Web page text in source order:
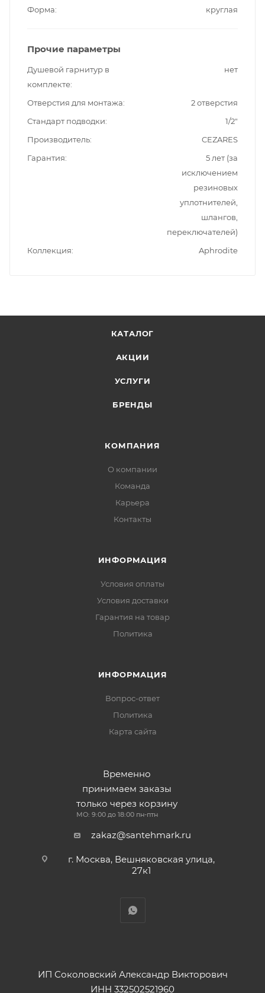
Форма
круглая
Прочие параметры
Душевой гарнитур в
комплекте
нет
Отверстия для монтажа
2 отверстия
Стандарт подводки
1/2"
Производитель
CEZARES
Гарантия
5 лет (за
исключением
резиновых
уплотнителей,
шлангов,
переключателей)
Коллекция
Aphrodite
КАТАЛОГ
АКЦИИ
УСЛУГИ
БРЕНДЫ
КОМПАНИЯ
О компании
Команда
Карьера
Контакты
ИНФОРМАЦИЯ
Условия оплаты
Условия доставки
Гарантия на товар
Политика
ИНФОРМАЦИЯ
Вопрос-ответ
Политика
Карта сайта
Временно
принимаем заказы
только через корзину
МО: 9:00 до 18:00 пн-птн
zakaz@santehmark.ru
г. Москва, Вешняковская улица,
27к1
ИП Соколовский Александр Викторович
ИНН 332502521960